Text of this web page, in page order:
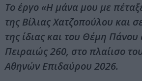
Το έργο «Η μάνα μου με
της Βίλιας Χατζοπούλου και
της ίδιας και του Θέμη Πάνου
Πειραιώς 260, στο πλαίισο
Αθηνών Επιδαύρου 2026.